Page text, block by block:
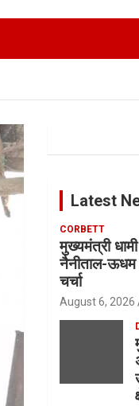
Latest
CORBETT
मुख्यमंत्री
नैनीताल-ऊधम
चर्चा
August 6, 2026